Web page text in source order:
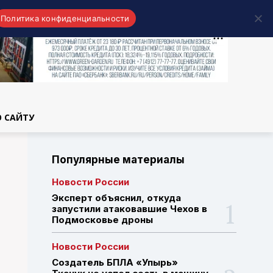
САЙТУ
Популярные материалы
Новости России
Эксперт объяснил, откуда
запустили атаковавшие Чехов в
Подмосковье дроны
Новости России
Создатель БПЛА «Упырь»
Политика конфиденциальности